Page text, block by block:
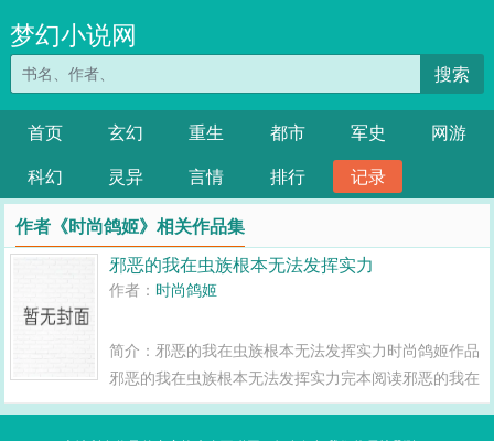
梦幻小说网
搜索
首页 玄幻 重生 都市 军史
网游
科幻
灵异 言情 排行 记录
作者《时尚鸽姬》相关作品集
邪恶的我在虫族根本无法发挥实力
作者： 时尚鸽姬
简介：邪恶的我在虫族根本无法发挥实力时尚鸽姬作品
邪恶的我在虫族根本无法发挥实力完本阅读邪恶的我在
虫族根本无法发挥实力txt下载邪恶的我在虫族根本无